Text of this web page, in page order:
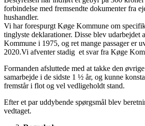
forbindelse med fremsendte dokumenter fra
hushandler.
Vi har forespurgt Køge Kommune om
tinglyste deklarationer. Disse blev udarbejdet
Kommune i 1975, og ret mange passager er
2020.Vi afventer stadig et svar fra Køge
Formanden afsluttede med at takke den
samarbejde i de sidste 1 ½ år, og kunne
fremstår i flot og vel vedligeholdt stand.
Efter et par uddybende spørgsmål blev
vedtaget.